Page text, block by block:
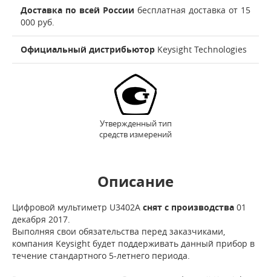
Доставка по всей России бесплатная доставка от 15
000 руб.
Официальный дистрибьютор Keysight Technologies
Утвержденный тип
средств измерений
Описание
Цифровой мультиметр U3402A снят с производства 01
декабря 2017.
Выполняя свои обязательства перед заказчиками,
компания Keysight будет поддерживать данный прибор в
течение стандартного 5-летнего периода.